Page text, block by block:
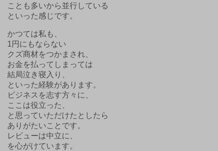
ことも多いから並行している
といった感じです。
かつては私も、
1円にもならない
クズ商材をつかまされ、
お金を払ってしまっては
結局泣き寝入り、
といった経験があります。
ビジネスを志す方々に、
ここは役立った、
と思っていただけたとしたら
ありがたいことです。
レビューは中立に、
を心がけています。